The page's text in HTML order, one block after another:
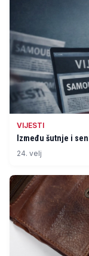
VIJESTI
Između šutnje i
24. velj